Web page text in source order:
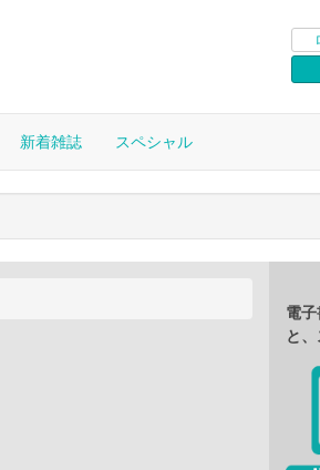
新着雑誌 スペシャル
電
と